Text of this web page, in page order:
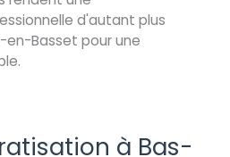
d'autant plus
en-Basset pour une
à Bas-